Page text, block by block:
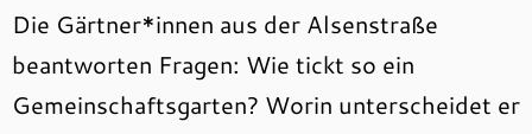
Die Gärtner*innen aus der Alsenstraße
beantworten Fragen: Wie tickt so ein
Gemeinschaftsgarten? Worin unterscheidet er